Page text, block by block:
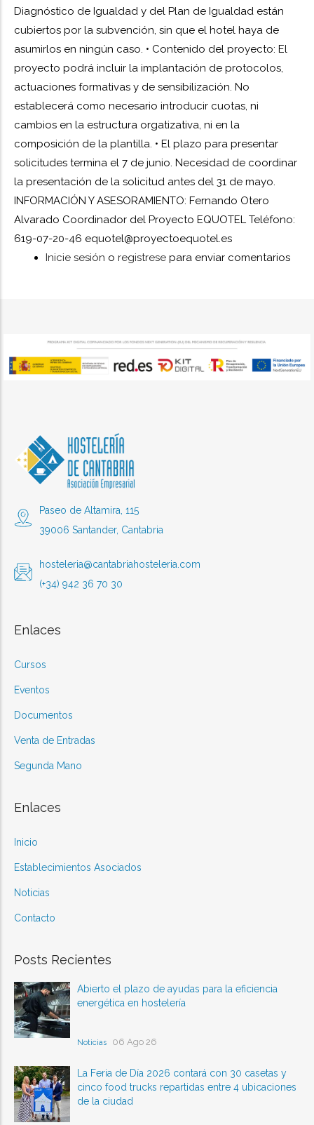
Diagnóstico de Igualdad y del Plan de Igualdad están
cubiertos por la subvención, sin que el hotel haya de
asumirlos en ningún caso. • Contenido del proyecto: El
proyecto podrá incluir la implantación de protocolos,
actuaciones formativas y de sensibilización. No
establecerá como necesario introducir cuotas, ni
cambios en la estructura orgatizativa, ni en la
composición de la plantilla. • El plazo para presentar
solicitudes termina el 7 de junio. Necesidad de coordinar
la presentación de la solicitud antes del 31 de mayo.
INFORMACIÓN Y ASESORAMIENTO: Fernando Otero
Alvarado Coordinador del Proyecto EQUOTEL Teléfono:
619-07-20-46 equotel@proyectoequotel.es
Inicie sesión o registrese para enviar comentarios
Paseo de Altamira, 115
39006 Santander, Cantabria
hosteleria@cantabriahosteleria.com
(+34) 942 36 70 30
Enlaces
Cursos
Eventos
Documentos
Venta de Entradas
Segunda Mano
Enlaces
Inicio
Establecimientos Asociados
Noticias
Contacto
Posts Recientes
Abierto el plazo de ayudas para la eficiencia
energética en hostelería
Noticias 06 Ago 26
La Feria de Día 2026 contará con 30 casetas y
cinco food trucks repartidas entre 4 ubicaciones
de la ciudad